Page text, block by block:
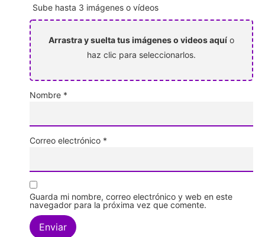
Sube hasta 3 imágenes o vídeos
Arrastra y suelta tus imágenes o videos aquí o
haz clic para seleccionarlos.
Nombre *
Correo electrónico *
Guarda mi nombre, correo electrónico y web en este
navegador para la próxima vez que comente.